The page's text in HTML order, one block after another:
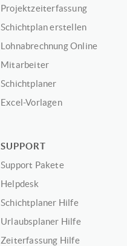
Projektzeiterfassung
Schichtplan erstellen
Lohnabrechnung Online
Mitarbeiter
Schichtplaner
Excel-Vorlagen
SUPPORT
Support Pakete
Helpdesk
Schichtplaner Hilfe
Urlaubsplaner Hilfe
Zeiterfassung Hilfe